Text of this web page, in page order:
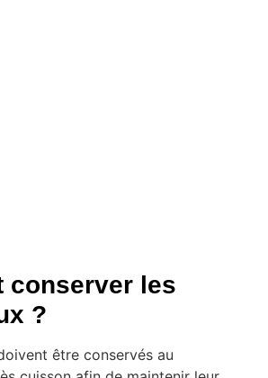
conserver les
?
être conservés au